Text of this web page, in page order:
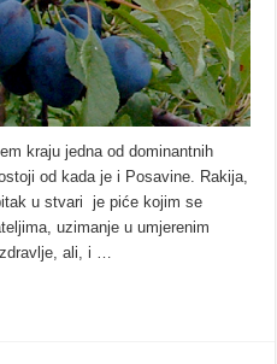
kraju jedna od dominantnih
od kada je i Posavine. Rakija,
u stvari je piće kojim se
uzimanje u umjerenim
ali, i …